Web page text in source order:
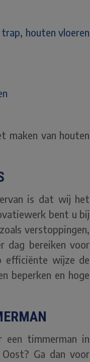
houten vloeren
maken van houten
is dat wij het
bent u bij
verstoppingen,
dag bereiken voor
efficiënte wijze de
beperken en hoge
timmerman in
Ga dan voor